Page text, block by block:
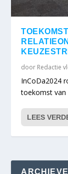
door Redactie
InCoDa2024
toekomst
LEES